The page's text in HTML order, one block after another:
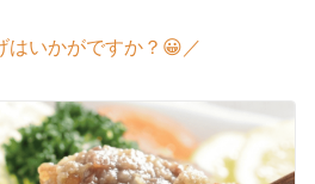
はいかがですか？😀／